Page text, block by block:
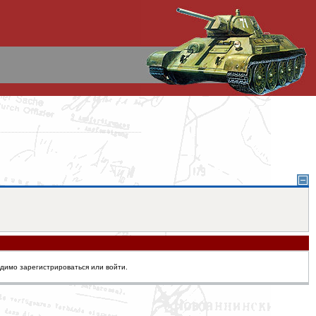
зарегистрироваться или войти.